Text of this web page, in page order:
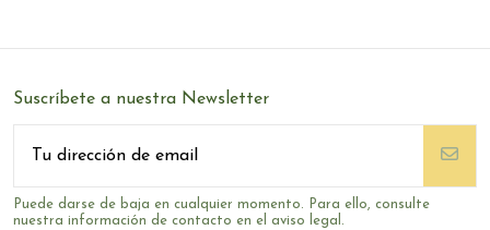
Suscríbete a nuestra Newsletter
Puede darse de baja en cualquier momento. Para ello, consulte
nuestra información de contacto en el aviso legal.